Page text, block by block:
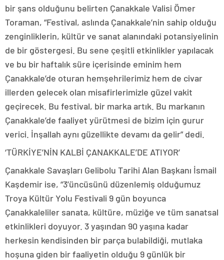
bir şans olduğunu belirten Çanakkale Valisi Ömer
Toraman, “Festival, aslında Çanakkale’nin sahip olduğu
zenginliklerin, kültür ve sanat alanındaki potansiyelinin
de bir göstergesi. Bu sene çeşitli etkinlikler yapılacak
ve bu bir haftalık süre içerisinde eminim hem
Çanakkale’de oturan hemşehrilerimiz hem de civar
illerden gelecek olan misafirlerimizle güzel vakit
geçirecek. Bu festival, bir marka artık. Bu markanın
Çanakkale’de faaliyet yürütmesi de bizim için gurur
verici. İnşallah aynı güzellikte devamı da gelir” dedi.
‘TÜRKİYE’NİN KALBİ ÇANAKKALE’DE ATIYOR’
Çanakkale Savaşları Gelibolu Tarihi Alan Başkanı İsmail
Kaşdemir ise, “3’üncüsünü düzenlemiş olduğumuz
Troya Kültür Yolu Festivali 9 gün boyunca
Çanakkaleliler sanata, kültüre, müziğe ve tüm sanatsal
etkinlikleri doyuyor. 3 yaşından 90 yaşına kadar
herkesin kendisinden bir parça bulabildiği, mutlaka
hoşuna giden bir faaliyetin olduğu 9 günlük bir